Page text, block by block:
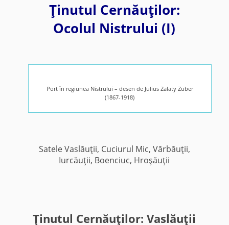
Ţinutul Cernăuţilor:
Ocolul Nistrului (I)
Port în regiunea Nistrului – desen de Julius Zalaty Zuber
(1867-1918)
Satele Vaslăuţii, Cuciurul Mic, Vărbăuţii,
Iurcăuţii, Boenciuc, Hroşăuţii
Ţinutul Cernăuţilor: Vaslăuţii